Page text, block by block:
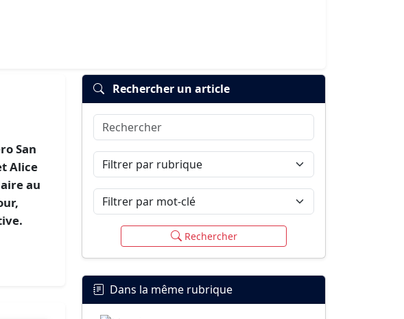
San
Alice
au
Rechercher un article
Rechercher
Filtrer par rubrique
Filtrer par mot-clé
Rechercher
Dans la même rubrique